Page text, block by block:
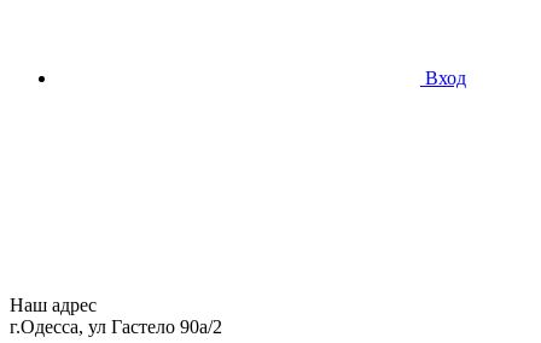
Вход
Наш адрес
г.Одесса, ул Гастело 90а/2